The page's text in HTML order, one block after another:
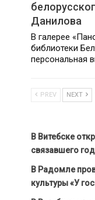
Данилова
В галерее
библиотеки
персональная
PREV NEXT
В Витебске
связавшего
В Радомле
культуры «У